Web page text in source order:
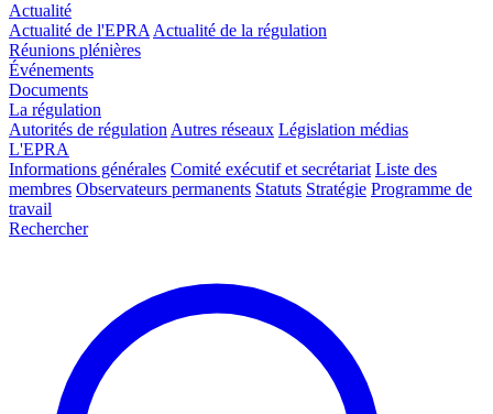
Actualité
Actualité de l'EPRA Actualité de la régulation
Réunions plénières
Événements
Documents
La régulation
Autorités de régulation Autres réseaux Législation médias
L'EPRA
Informations générales Comité exécutif et secrétariat Liste des
membres Observateurs permanents Statuts Stratégie Programme de
travail
Rechercher